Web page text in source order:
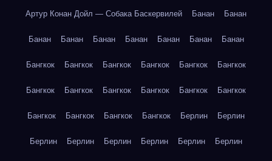
Артур Конан Дойл — Собака Баскервилей Банан Банан
Банан Банан Банан Банан Банан Банан Банан
Бангкок Бангкок Бангкок Бангкок Бангкок Бангкок
Бангкок Бангкок Бангкок Бангкок Бангкок Бангкок
Бангкок Бангкок Бангкок Бангкок Берлин Берлин
Берлин Берлин Берлин Берлин Берлин Берлин